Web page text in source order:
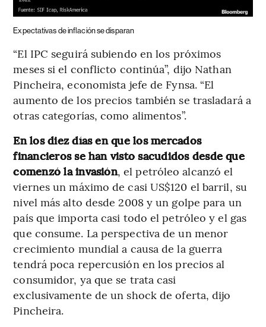
Expectativas de inflación se disparan
“El IPC seguirá subiendo en los próximos
meses si el conflicto continúa”, dijo Nathan
Pincheira, economista jefe de Fynsa. “El
aumento de los precios también se trasladará a
otras categorías, como alimentos”.
En los diez días en que los mercados
financieros se han visto sacudidos desde que
comenzó la invasión, el petróleo alcanzó el
viernes un máximo de casi US$120 el barril, su
nivel más alto desde 2008 y un golpe para un
país que importa casi todo el petróleo y el gas
que consume. La perspectiva de un menor
crecimiento mundial a causa de la guerra
tendrá poca repercusión en los precios al
consumidor, ya que se trata casi
exclusivamente de un shock de oferta, dijo
Pincheira.